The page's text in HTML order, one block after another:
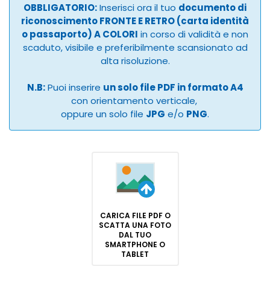
OBBLIGATORIO:Inserisci ora il tuo documento di
riconoscimento FRONTE E RETRO (carta identità
o passaporto) A COLORI in corso di validità e non
scaduto, visibile e preferibilmente scansionato ad
alta risoluzione.
N.B:Puoi inserire un solo file PDF in formato A4
con orientamento verticale,
oppure un solo file JPG e/o PNG.
CARICA FILE PDF O
SCATTA UNA FOTO
DAL TUO
SMARTPHONE O
TABLET